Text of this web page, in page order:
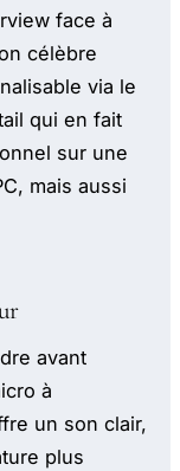
face à
célèbre
via le
qui en fait
sur une
mais aussi
avant
à
un son clair,
plus